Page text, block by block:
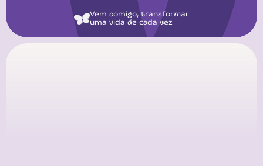
Vem comigo, transformar
uma vida de cada vez